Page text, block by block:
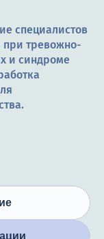
специалистов
при тревожно-
и синдроме